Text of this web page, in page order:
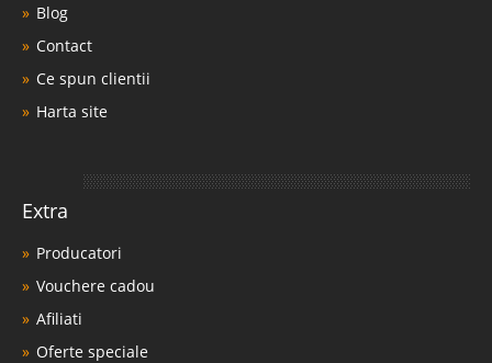
Blog
Contact
Ce spun clientii
Harta site
Extra
Producatori
Vouchere cadou
Afiliati
Oferte speciale